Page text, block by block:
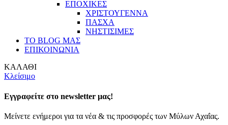
ΕΠΟΧΙΚΕΣ
ΧΡΙΣΤΟΥΓΕΝΝΑ
ΠΑΣΧΑ
ΝΗΣΤΙΣΙΜΕΣ
ΤΟ BLOG ΜΑΣ
ΕΠΙΚΟΙΝΩΝΙΑ
ΚΑΛΑΘΙ
Κλείσιμο
Εγγραφείτε στο newsletter μας!
Μείνετε ενήμεροι για τα νέα & τις προσφορές των Μύλων Αχαΐας.